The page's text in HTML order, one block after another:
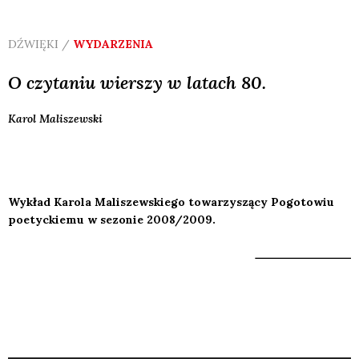
DŹWIĘKI / WYDARZENIA
O czytaniu wierszy w latach 80.
Karol Maliszewski
Wykład Karola Maliszewskiego towarzyszący Pogotowiu
poetyckiemu w sezonie 2008/2009.